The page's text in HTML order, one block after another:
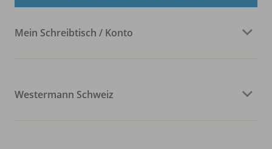
Mein Schreibtisch / Konto
Westermann Schweiz